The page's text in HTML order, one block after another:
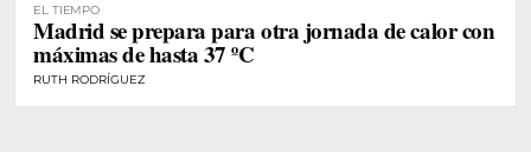
EL TIEMPO
Madrid se prepara para otra jornada de calor con
máximas de hasta 37 ºC
RUTH RODRÍGUEZ